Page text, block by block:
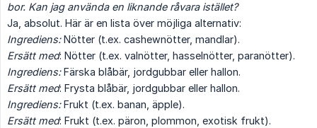
bor. Kan jag använda en liknande råvara istället?
Ja, absolut. Här är en lista över möjliga alternativ:
Ingrediens:Nötter (t.ex. cashewnötter, mandlar).
Ersätt med: Nötter (t.ex. valnötter, hasselnötter, paranötter).
Ingrediens:Färska blåbär, jordgubbar eller hallon.
Ersätt med: Frysta blåbär, jordgubbar eller hallon.
Ingrediens:Frukt (t.ex. banan, äpple).
Ersätt med: Frukt (t.ex. päron, plommon, exotisk frukt).